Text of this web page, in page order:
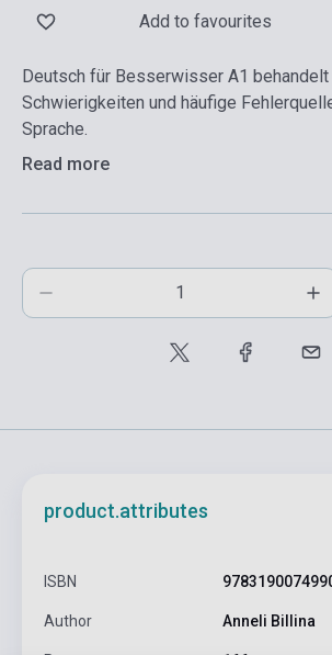
Add to favourites
Deutsch für Besserwisser A1
Schwierigkeiten und häufige
Sprache.
Read more
product.attributes
ISBN
Author Anneli Billina